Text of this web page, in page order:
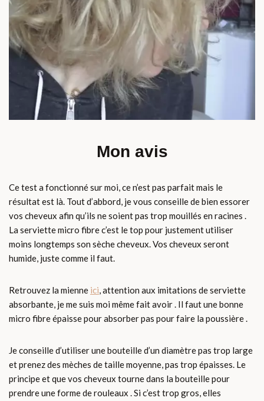
Mon avis
Ce test a fonctionné sur moi, ce n’est pas parfait mais le
résultat est là. Tout d’abbord, je vous conseille de bien essorer
vos cheveux afin qu’ils ne soient pas trop mouillés en racines .
La serviette micro fibre c’est le top pour justement utiliser
moins longtemps son sèche cheveux. Vos cheveux seront
humide, juste comme il faut.
Retrouvez la mienne ici, attention aux imitations de serviette
absorbante, je me suis moi même fait avoir . Il faut une bonne
micro fibre épaisse pour absorber pas pour faire la poussière .
Je conseille d’utiliser une bouteille d’un diamètre pas trop large
et prenez des mèches de taille moyenne, pas trop épaisses. Le
principe et que vos cheveux tourne dans la bouteille pour
prendre une forme de rouleaux . Si c’est trop gros, elles